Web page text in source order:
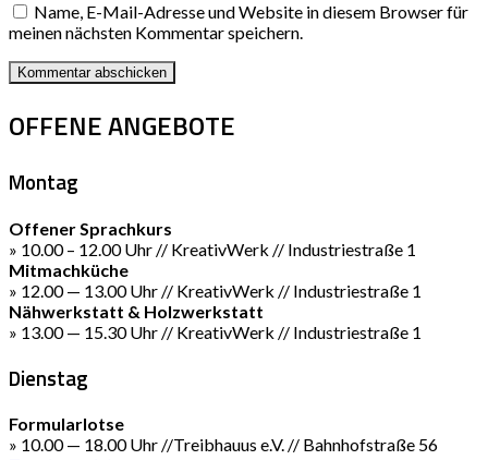
Name, E-Mail-Adresse und Website in diesem Browser für
meinen nächsten Kommentar speichern.
OFFENE ANGEBOTE
Montag
Offener Sprachkurs
» 10.00 – 12.00 Uhr // KreativWerk // Industriestraße 1
Mitmachküche
» 12.00 — 13.00 Uhr // KreativWerk // Industriestraße 1
Nähwerkstatt & Holzwerkstatt
» 13.00 — 15.30 Uhr // KreativWerk // Industriestraße 1
Dienstag
Formularlotse
» 10.00 — 18.00 Uhr //Treibhauus e.V. // Bahnhofstraße 56